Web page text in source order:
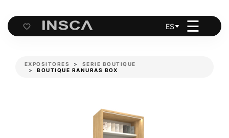
Cart
ES ☰
EXPOSITORES
SERIE BOUTIQUE
BOUTIQUE RANURAS BOX